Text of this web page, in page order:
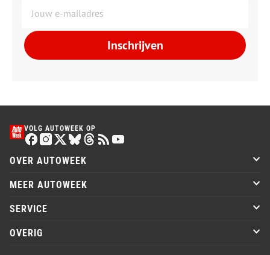
Inschrijven
VOLG AUTOWEEK OP
OVER AUTOWEEK
MEER AUTOWEEK
SERVICE
OVERIG